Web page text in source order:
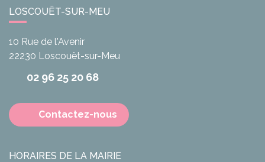
LOSCOUËT-SUR-MEU
10 Rue de l'Avenir
22230 Loscouët-sur-Meu
02 96 25 20 68
Contactez-nous
HORAIRES DE LA MAIRIE